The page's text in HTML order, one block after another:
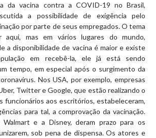
da vacina contra a COVID-19 no Brasil,
a possibilidade de exigência pelo
por parte de seus empregados. O tema
mas em vários lugares do mundo,
a disponibilidade de vacina é maior e existe
em recebê-la, ele já está sendo
tempo, em especial após o surgimento da
Nos USA, por exemplo, empresas
Twitter e Google, que estão realizando o
funcionários aos escritórios, estabeleceram,
para tal, a comprovação da vacinação.
e a Disney, deram prazo para os
sob pena de dispensa. Os atores e